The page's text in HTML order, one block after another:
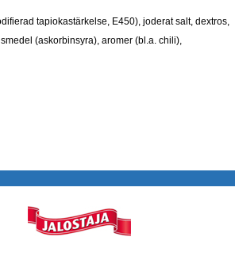
tapiokastärkelse, E450), joderat salt, dextros,
(askorbinsyra), aromer (bl.a. chili),